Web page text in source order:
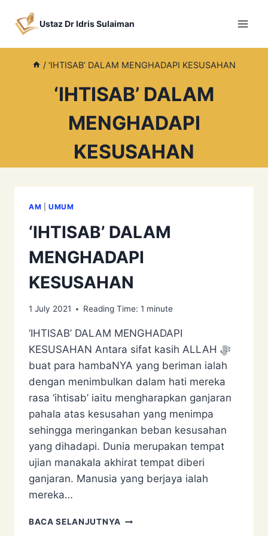
Ustaz Dr Idris Sulaiman
/ ‘IHTISAB’ DALAM MENGHADAPI KESUSAHAN
‘IHTISAB’ DALAM
MENGHADAPI
KESUSAHAN
AM UMUM
‘IHTISAB’ DALAM
MENGHADAPI
KESUSAHAN
1 July 2021 Reading Time: 1 minute
‘IHTISAB’ DALAM MENGHADAPI
KESUSAHAN Antara sifat kasih ALLAH ﷻ
buat para hambaNYA yang beriman ialah
dengan menimbulkan dalam hati mereka
rasa ‘ihtisab’ iaitu mengharapkan ganjaran
pahala atas kesusahan yang menimpa
sehingga meringankan beban kesusahan
yang dihadapi. Dunia merupakan tempat
ujian manakala akhirat tempat diberi
ganjaran. Manusia yang berjaya ialah
mereka…
BACA SELANJUTNYA ‘IHTISAB’